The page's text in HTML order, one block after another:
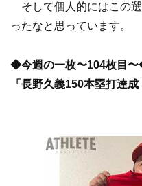
そして個人的にはこの
ったなと思っています。
◆今週の一枚〜104枚目
「長野久義150本塁打達